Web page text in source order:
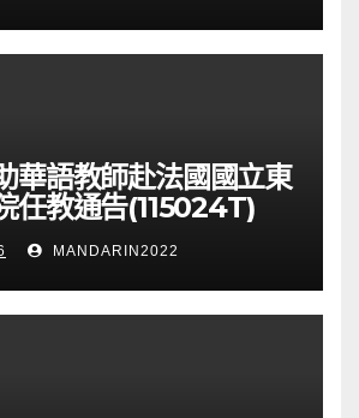
華語教師赴法國國立東
任教通告(115024T)
MANDARIN2022